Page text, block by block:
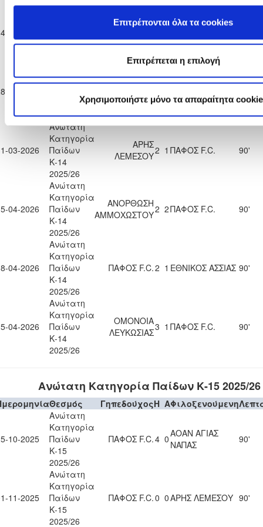
Επιτρέπονται όλα τα cookies
Επιτρέπεται η επιλογή
Χρησιμοποιήστε μόνο τα απαραίτητα
03-2026
Ανώτατη
Κ-14
ΑΠΟΛΛΩΝ
ΛΕΜΕΣΟΥ
03-2026
Κατηγορία
2025/26
ΕΝΩΣΗ ΝΕΩΝ
ΠΑΡΑΛΙΜΝΙΟΥ
03-2026
Ανώτατη
Κατηγορία
Παίδων
Κ-14
2025/26
ΑΡΗΣ
ΛΕΜΕΣΟΥ2 1 ΠΑΦΟΣ F.C. 90'
04-2026
Ανώτατη
Κατηγορία
Παίδων
Κ-14
2025/26
ΑΝΟΡΘΩΣΗ
ΑΜΜΟΧΩΣΤΟΥ2 2ΠΑΦΟΣ F.C. 90'
04-2026
Ανώτατη
Κατηγορία
Παίδων
Κ-14
2025/26
ΠΑΦΟΣ F.C.2 1 ΕΘΝΙΚΟΣ ΑΣΣΙΑΣ 90'
04-2026
Ανώτατη
Κατηγορία
Παίδων
Κ-14
2025/26
ΟΜΟΝΟΙΑ
ΛΕΥΚΩΣΙΑΣ3 1 ΠΑΦΟΣ F.C. 90'
Ανώτατη Κατηγορία Παίδων Κ-15 2025/26
Θεσμός ΓηπεδούχοςH AΦιλοξενούμενη
10-2025
Ανώτατη
Κατηγορία
Παίδων
Κ-15
2025/26
ΠΑΦΟΣ F.C.4 0ΑΟΑΝ ΑΓΙΑΣ
ΝΑΠΑΣ
90'
11-2025
Ανώτατη
Κατηγορία
Παίδων
Κ-15
2025/26
ΠΑΦΟΣ F.C.0 0ΑΡΗΣ ΛΕΜΕΣΟΥ 90'